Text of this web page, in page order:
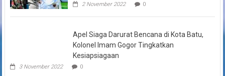
2 November 2022 0
Apel Siaga Darurat Bencana di Kota Batu,
Kolonel Imam Gogor Tingkatkan
Kesiapsiagaan
3 November 2022 0